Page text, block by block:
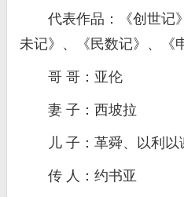
代表作品：《创世记》
未记》、《民数记》、《
哥 哥：亚伦
妻 子：西坡拉
儿 子：革舜、以利以
传 人：约书亚